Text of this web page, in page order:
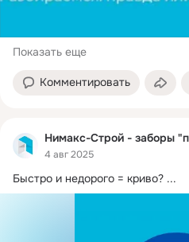
Показать еще
Комментировать
Нимакс-Строй - заборы
4 авг 2025
Быстро и недорого = криво? ...